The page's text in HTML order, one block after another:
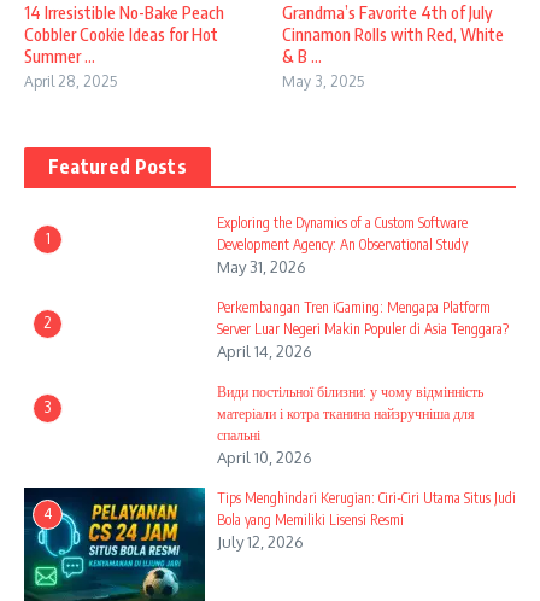
14 Irresistible No-Bake Peach
Cobbler Cookie Ideas for Hot
Summer ...
April 28, 2025
Grandma’s Favorite 4th of July
Cinnamon Rolls with Red, White
& B ...
May 3, 2025
Featured Posts
1
Exploring the Dynamics of a Custom Software
Development Agency: An Observational Study
May 31, 2026
2
Perkembangan Tren iGaming: Mengapa Platform
Server Luar Negeri Makin Populer di Asia Tenggara?
April 14, 2026
3
Види постільної білизни: у чому відмінність
матеріали і котра тканина найзручніша для
спальні
April 10, 2026
4
Tips Menghindari Kerugian: Ciri-Ciri Utama Situs Judi
Bola yang Memiliki Lisensi Resmi
July 12, 2026